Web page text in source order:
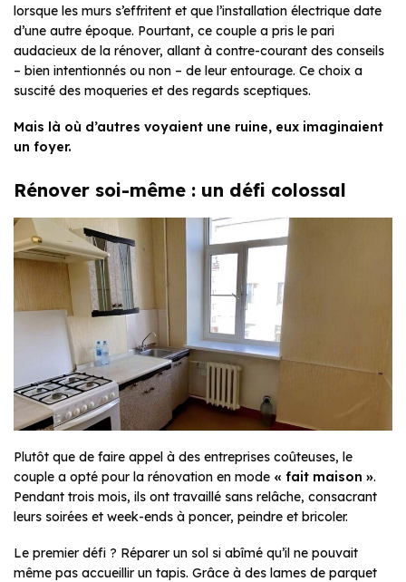
lorsque les murs s’effritent et que l’installation électrique date
d’une autre époque. Pourtant, ce couple a pris le pari
audacieux de la rénover, allant à contre-courant des conseils
– bien intentionnés ou non – de leur entourage. Ce choix a
suscité des moqueries et des regards sceptiques.
Mais là où d’autres voyaient une ruine, eux imaginaient
un foyer.
Rénover soi-même : un défi colossal
Plutôt que de faire appel à des entreprises coûteuses, le
couple a opté pour la rénovation en mode « fait maison ».
Pendant trois mois, ils ont travaillé sans relâche, consacrant
leurs soirées et week-ends à poncer, peindre et bricoler.
Le premier défi ? Réparer un sol si abîmé qu’il ne pouvait
même pas accueillir un tapis. Grâce à des lames de parquet